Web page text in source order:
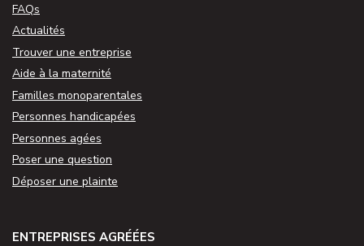
FAQs
Actualités
Trouver une entreprise
Aide à la maternité
Familles monoparentales
Personnes handicapées
Personnes agées
Poser une question
Déposer une plainte
ENTREPRISES AGRÉÉES